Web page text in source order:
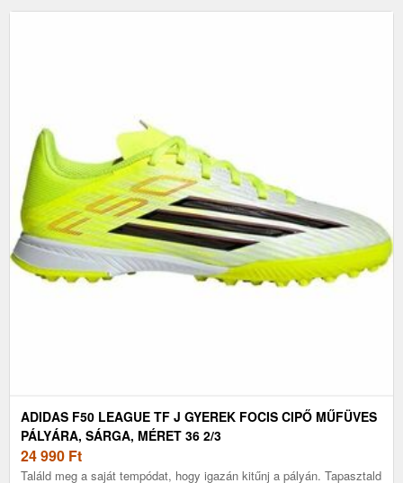
ADIDAS F50 LEAGUE TF J GYEREK FOCIS CIPŐ MŰFÜVES
PÁLYÁRA, SÁRGA, MÉRET 36 2/3
24 990 Ft
Találd meg a saját tempódat, hogy igazán kitűnj a pályán. Tapasztald